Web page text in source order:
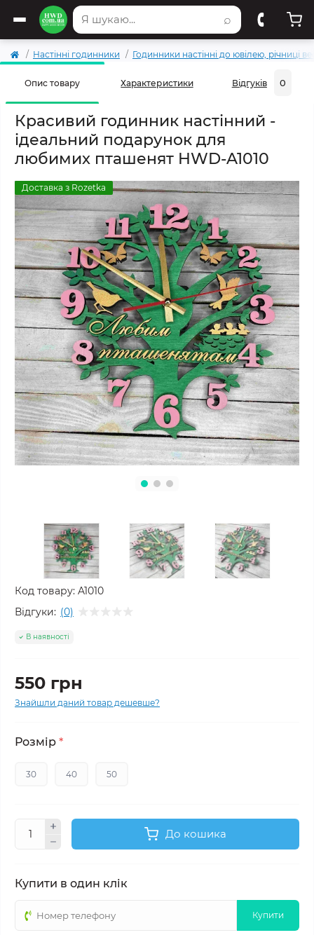
⌕
Настінні годинники Годинники настінні до ювілею, річниці
Опис товару Характеристики Відгуків 0
Красивий годинник настінний -
ідеальний подарунок для
любимих пташенят HWD-A1010
Доставка з Rozetka
Код товару: A1010
Відгуки: (0)
В наявності
550 грн
Знайшли даний товар дешевше?
Розмір *
30 40 50
До кошика
Купити в один клік
Купити